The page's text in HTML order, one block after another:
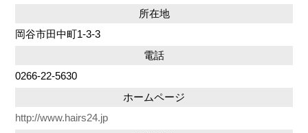
所在地
岡谷市田中町1-3-3
電話
0266-22-5630
ホームページ
http://www.hairs24.jp